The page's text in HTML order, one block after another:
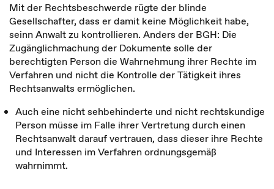
Mit der Rechtsbeschwerde rügte der blinde
Gesellschafter, dass er damit keine Möglichkeit habe,
seinn Anwalt zu kontrollieren. Anders der BGH: Die
Zugänglichmachung der Dokumente solle der
berechtigten Person die Wahrnehmung ihrer Rechte im
Verfahren und nicht die Kontrolle der Tätigkeit ihres
Rechtsanwalts ermöglichen.
Auch eine nicht sehbehinderte und nicht rechtskundige
Person müsse im Falle ihrer Vertretung durch einen
Rechtsanwalt darauf vertrauen, dass dieser ihre Rechte
und Interessen im Verfahren ordnungsgemäß
wahrnimmt.